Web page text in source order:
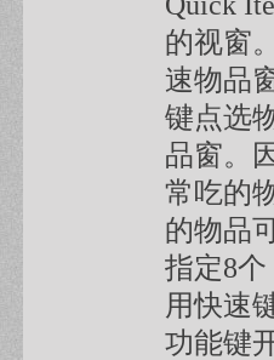
的视窗
速物品
键点选
品窗。
常吃的
的物品
指定8
用快速
功能键